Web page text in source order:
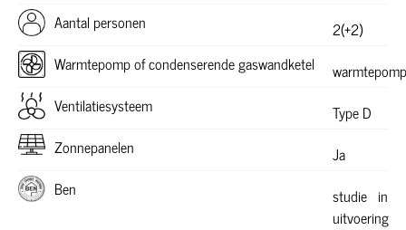
Aantal personen
2(+2)
Warmtepomp of condenserende gaswandketel
warmtepomp
Ventilatiesysteem
Type D
Zonnepanelen
Ja
Ben
studie in
uitvoering